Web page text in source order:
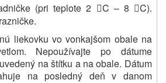
(pri teplote 2 C – 8 C).
liekovku vo vonkajšom obale na
Nepoužívajte po dátume
na štítku a na obale. Dátum
na posledný deň v danom